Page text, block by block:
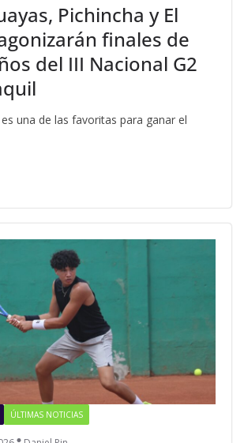
Pichincha y El
finales de
del III Nacional G2
una de las favoritas para ganar el
ÚLTIMAS NOTICIAS